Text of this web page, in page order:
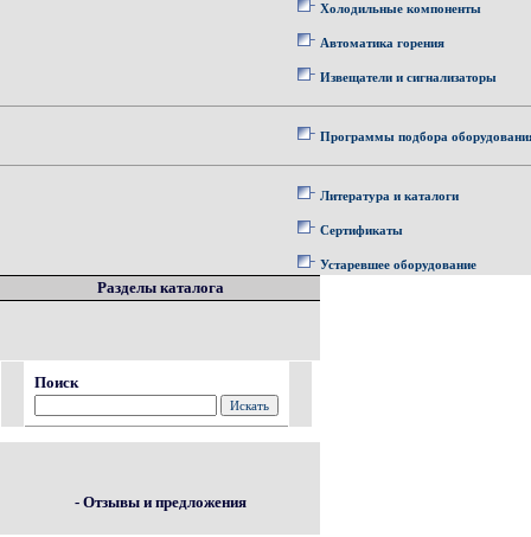
Холодильные компоненты
Автоматика горения
Извещатели и сигнализаторы
Программы подбора
Литература и каталоги
Сертификаты
Устаревшее оборудование
Разделы каталога
Поиск
- Отзывы и предложения